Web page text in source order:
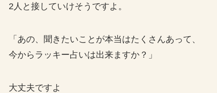
2人と接していけそうですよ。
「あの、聞きたいことが本当はたくさんあって、
今からラッキー占いは出来ますか？」
大丈夫ですよ